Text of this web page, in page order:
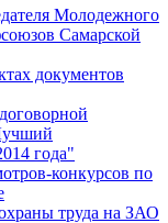
Молодежного
Самарской
документов
года"
конкурсов по
труда на ЗАО